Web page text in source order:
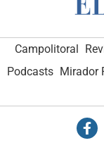
Campolitoral
Podcasts Mirador